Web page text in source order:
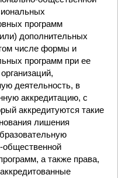
программ
дополнительных
числе формы и
программ при ее
деятельность, в
аккредитацию, с
аккредитуются такие
лишения
общественной
а также права,